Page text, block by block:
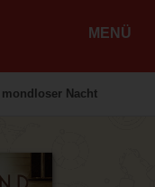
MENÜ
Nacht